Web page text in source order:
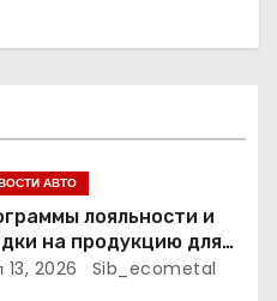
АВТО
лояльности и
на продукцию для
педикюра и
2026 Sib_ecometal